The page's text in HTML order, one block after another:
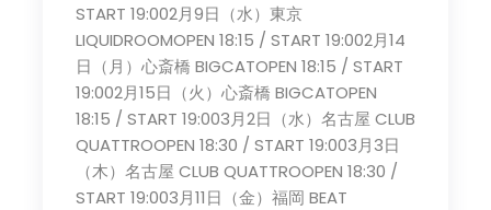
START 19:002月9日（水）東京
LIQUIDROOMOPEN 18:15 / START 19:002月14
日（月）心斎橋 BIGCATOPEN 18:15 / START
19:002月15日（火）心斎橋 BIGCATOPEN
18:15 / START 19:003月2日（水）名古屋 CLUB
QUATTROOPEN 18:30 / START 19:003月3日
（木）名古屋 CLUB QUATTROOPEN 18:30 /
START 19:003月11日（金）福岡 BEAT